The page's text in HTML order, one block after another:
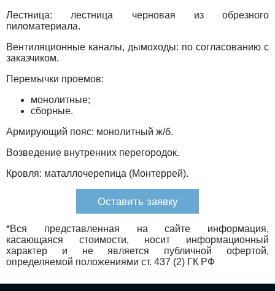
Лестница: лестница черновая из обрезного
пиломатериала.
Вентиляционные каналы, дымоходы: по согласованию с
заказчиком.
Перемычки проемов:
монолитные;
сборные.
Армирующий пояс: монолитный ж/б.
Возведение внутренних перегородок.
Кровля: маталлочерепица (Монтеррей).
Оставить заявку
*Вся представленная на сайте информация,
касающаяся стоимости, носит информационный
характер и не является публичной офертой,
определяемой положениями ст. 437 (2) ГК РФ